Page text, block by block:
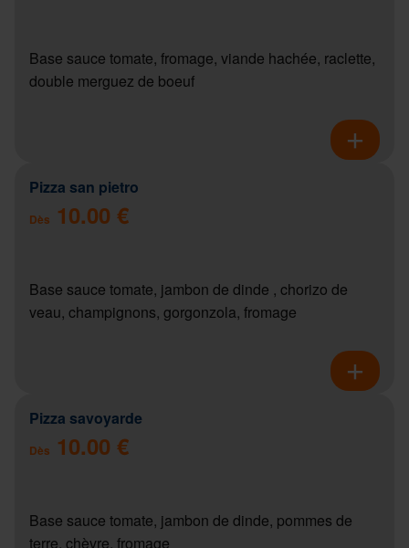
Base sauce tomate, fromage, viande hachée, raclette,
double merguez de boeuf
Pizza san pietro
Dès 10.00 €
Base sauce tomate, jambon de dinde , chorizo de
veau, champignons, gorgonzola, fromage
Pizza savoyarde
Dès 10.00 €
Base sauce tomate, jambon de dinde, pommes de
terre, chèvre, fromage